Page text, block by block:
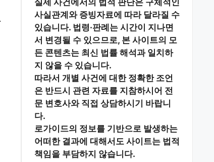
실제 사건에서의 법적 판단은 구체적인
사실관계와 증빙자료에 따라 달라질 수
있습니다. 법령·판례는 시간이 지나면
서 변경될 수 있으므로, 본 사이트의 모
든 콘텐츠는 최신 법률 해석과 일치하
지 않을 수 있습니다.
따라서 개별 사건에 대한 정확한 조언
은 반드시 관련 자료를 지참하시어 전
문 변호사와 직접 상담하시기 바랍니
다.
로가이드의 정보를 기반으로 발생하는
어떠한 결과에 대해서도 사이트는 법적
책임을 부담하지 않습니다.